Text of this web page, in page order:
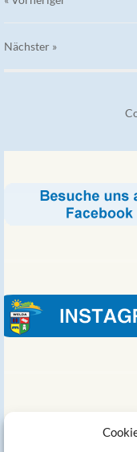
Nächster »